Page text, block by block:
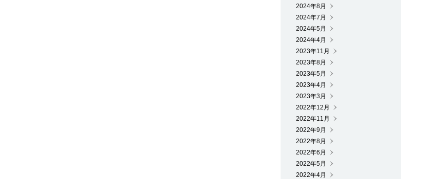
2024年8月
2024年7月
2024年5月
2024年4月
2023年11月
2023年8月
2023年5月
2023年4月
2023年3月
2022年12月
2022年11月
2022年9月
2022年8月
2022年6月
2022年5月
2022年4月